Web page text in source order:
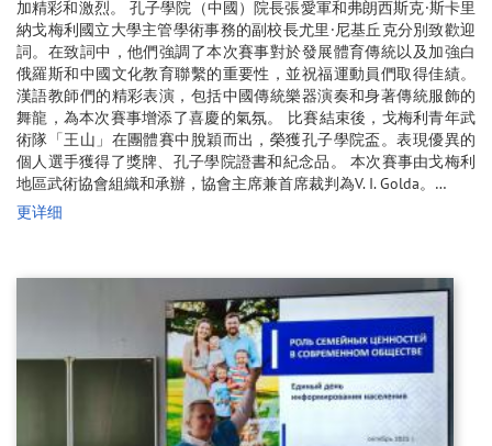
加精彩和激烈。 孔子學院（中國）院長張愛軍和弗朗西斯克·斯卡里
納戈梅利國立大學主管學術事務的副校長尤里·尼基丘克分別致歡迎
詞。在致詞中，他們強調了本次賽事對於發展體育傳統以及加強白
俄羅斯和中國文化教育聯繫的重要性，並祝福運動員們取得佳績。
漢語教師們的精彩表演，包括中國傳統樂器演奏和身著傳統服飾的
舞龍，為本次賽事增添了喜慶的氣氛。 比賽結束後，戈梅利青年武
術隊「王山」在團體賽中脫穎而出，榮獲孔子學院盃。表現優異的
個人選手獲得了獎牌、孔子學院證書和紀念品。 本次賽事由戈梅利
地區武術協會組織和承辦，協會主席兼首席裁判為V. I. Golda。…
更详细